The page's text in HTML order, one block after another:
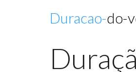
Duracao-do-